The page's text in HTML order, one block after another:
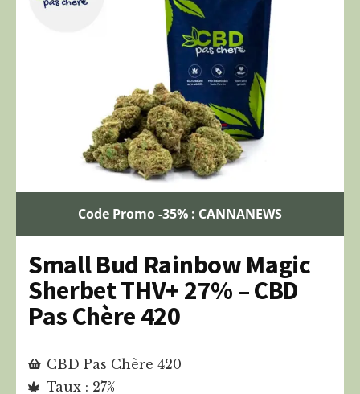
Code Promo -35% : CANNANEWS
Small Bud Rainbow Magic
Sherbet THV+ 27% – CBD
Pas Chère 420
CBD Pas Chère 420
Taux : 27%